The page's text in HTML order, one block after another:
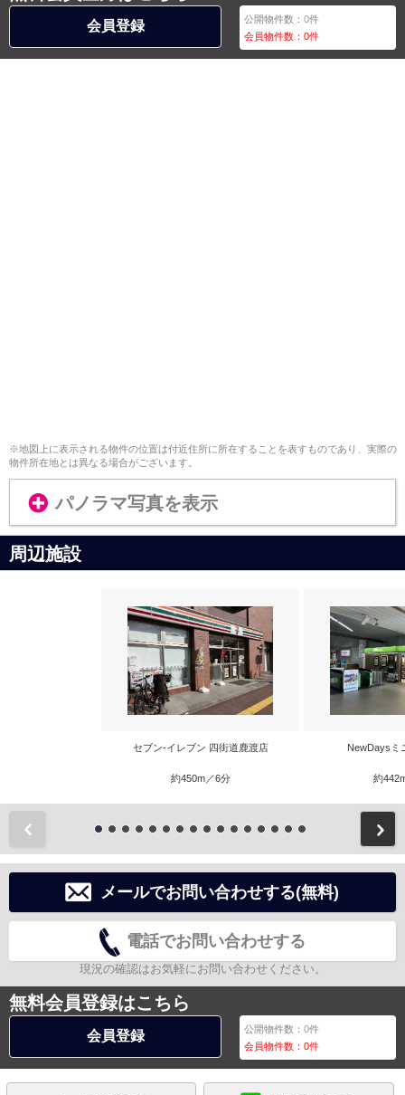
会員登録 公開物件数：0件
会員物件数：0件
※地図上に表示される物件の位置は付近住所に所在することを表すものであり、実際の
物件所在地とは異なる場合がございます。
パノラマ写真を表示
周辺施設
セブン-イレブン 四街道鹿渡店
約450m／6分
NewDaysミ
約
メールでお問い合わせする(無料)
電話でお問い合わせする
現況の確認はお気軽にお問い合わせください。
無料会員登録はこちら
会員登録 公開物件数：0件
会員物件数：0件